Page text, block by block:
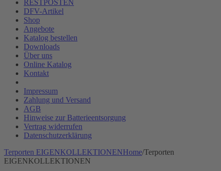
RESTPOSTEN
DFV-Artikel
Shop
Angebote
Katalog bestellen
Downloads
Über uns
Online Katalog
Kontakt
Impressum
Zahlung und Versand
AGB
Hinweise zur Batterieentsorgung
Vertrag widerrufen
Datenschutzerklärung
Terporten EIGENKOLLEKTIONENHome/Terporten
EIGENKOLLEKTIONEN